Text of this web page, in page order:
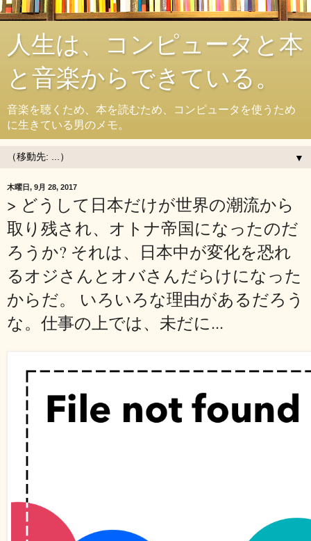
人生は、コンピュータと本
と音楽からできている。
音楽を聴くため、本を読むため、コンピュータを使うため
に生きている男のメモ。
▼
木曜日, 9月 28, 2017
> どうして日本だけが世界の潮流から
取り残され、オトナ帝国になったのだ
ろうか? それは、日本中が変化を恐れ
るオジさんとオバさんだらけになった
からだ。 いろいろな理由があるだろう
な。仕事の上では、未だに...